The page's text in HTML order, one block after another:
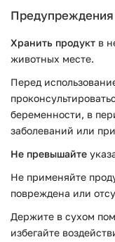
Предупреждения
Хранить продукт в
животных месте.
Перед
беременности, в
заболеваний или
Не превышайте
Не применяйте
повреждена или
Держите в сухом
избегайте